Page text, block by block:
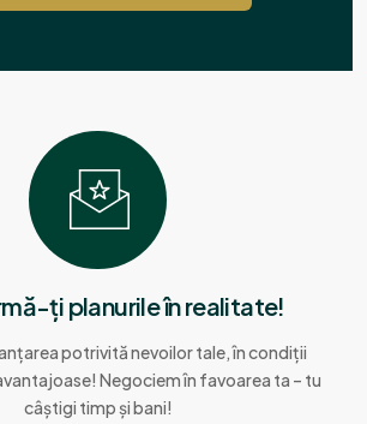
ți planurile în realitate!
potrivită nevoilor tale, în condiții
Negociem în favoarea ta – tu
câștigi timp și bani!